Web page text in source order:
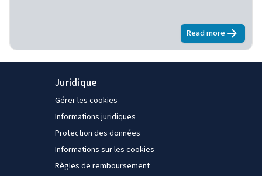
Read moreabout
Juridique
Gérer les cookies
Informations juridiques
Protection des données
Informations sur les cookies
Règles de remboursement